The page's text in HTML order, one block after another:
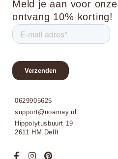
Meld je aan voor
ontvang 10% korting!
0629905625
support@noamay.nl
Hippolytusbuurt 19
2611 HM Delft